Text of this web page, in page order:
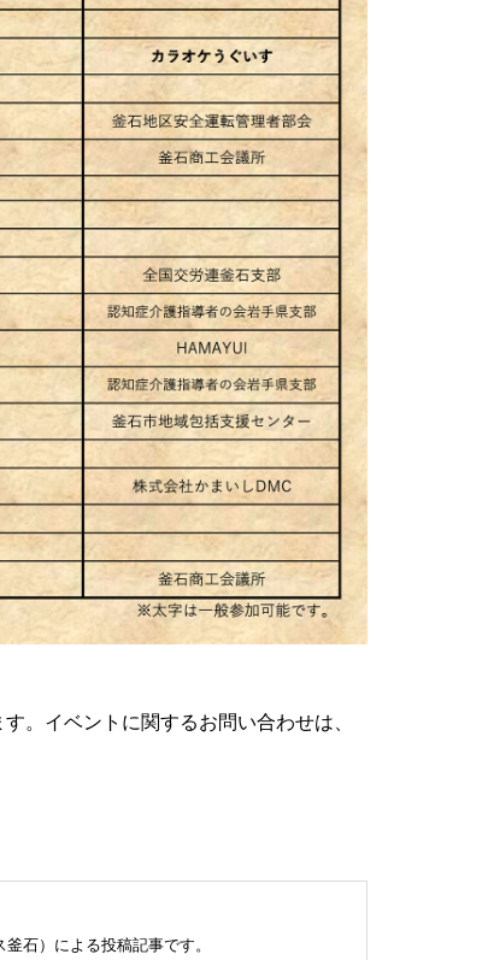
。イベントに関するお問い合わせは、
石）による投稿記事です。